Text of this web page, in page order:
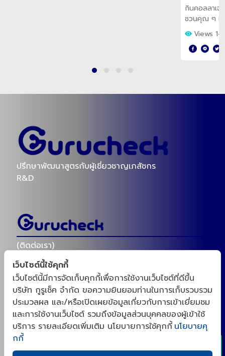
x
กินคอลลาเจ
ชวนคุณ ๆ ทำ
กินแล้วขาว
Views
ปรึกษาพัฒนาสูตรกับผู้เชี่ยวชาญเภสัชกร
R&D
(ติดต่อเรา)
098-8259696
ID : @gurucheckacademy
gurucheck_academy@gurucheck.co.th
แบบฟอร์มการขอใช้สิทธิของเจ้าของข้อมูลส่วนบุคคล
เว็บไซต์นี้ใช้คุกกี้
เว็บไซต์นี้มีการจัดเก็บคุกกี้เพื่อการใช้งานเว็บไซต์ที่ดีขึ้น
บริษัท กูรูเช็ค จำกัด ขอความยินยอมท่านในการเก็บรวบรวม
ประมวลผล และ/หรือเปิดเผยข้อมูลเกี่ยวกับการเข้าเยี่ยมชม
และการใช้งานเว็บไซต์ รวมถึงข้อมูลส่วนบุคคลของผู้เข้าใช้
บริการ รายละเอียดเพิ่มเติม นโยบายการใช้คุกกี้ นโยบายคุ
กกี้